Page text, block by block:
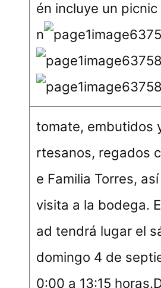
én incluye un
n
tomate, embutidos
rtesanos, regados
e Familia Torres,
visita a la bodega.
ad tendrá lugar el
domingo 4 de
0:00 a 13:15